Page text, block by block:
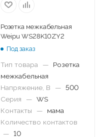
Розетка межкабельная
Weipu WS28K10ZY2
Под заказ
Тип товара —
Розетка
межкабельная
Напряжение, В
— 500
Серия
— WS
Контакты
—
мама
Количество контактов
— 10